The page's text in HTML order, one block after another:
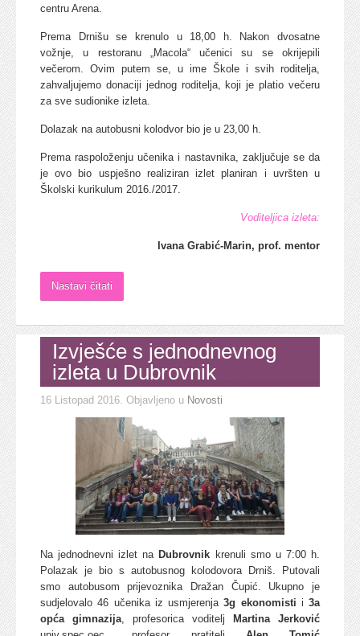
centru Arena.
Prema Drnišu se krenulo u 18,00 h. Nakon dvosatne
vožnje, u restoranu „Macola“ učenici su se okrijepili
večerom. Ovim putem se, u ime Škole i svih roditelja,
zahvaljujemo donaciji jednog roditelja, koji je platio večeru
za sve sudionike izleta.
Dolazak na autobusni kolodvor bio je u 23,00 h.
Prema raspoloženju učenika i nastavnika, zaključuje se da
je ovo bio uspješno realiziran izlet planiran i uvršten u
Školski kurikulum 2016./2017.
Voditeljica izleta:
Ivana Grabić-Marin, prof. mentor
Nastavi čitati
Izvješće s jednodnevnog
izleta u Dubrovnik
16 Listopad 2016 . Objavljeno u Novosti
Na jednodnevni izlet na Dubrovnik krenuli smo u 7:00 h.
Polazak je bio s autobusnog kolodovora Drniš. Putovali
smo autobusom prijevoznika Dražan Čupić. Ukupno je
sudjelovalo 46 učenika iz usmjerenja3g ekonomisti i 3a
opća gimnazija , profesorica voditelj
Martina Jerković